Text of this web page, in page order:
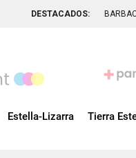
DESTACADOS:
Estella-Lizarra Tierra